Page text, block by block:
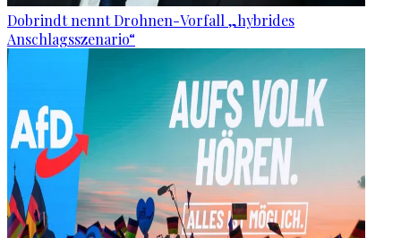
Dobrindt nennt Drohnen-Vorfall „hybrides
Anschlagsszenario“